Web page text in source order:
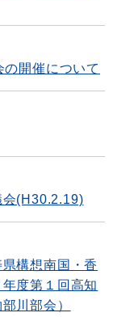
開催について
会(H30.2.19)
構想南国・香
度第１回高知
川部会）